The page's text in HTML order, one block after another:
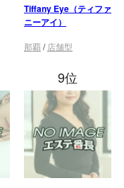
Tiffany Eye（ティファ
ニーアイ）
那覇 / 店舗型
9位